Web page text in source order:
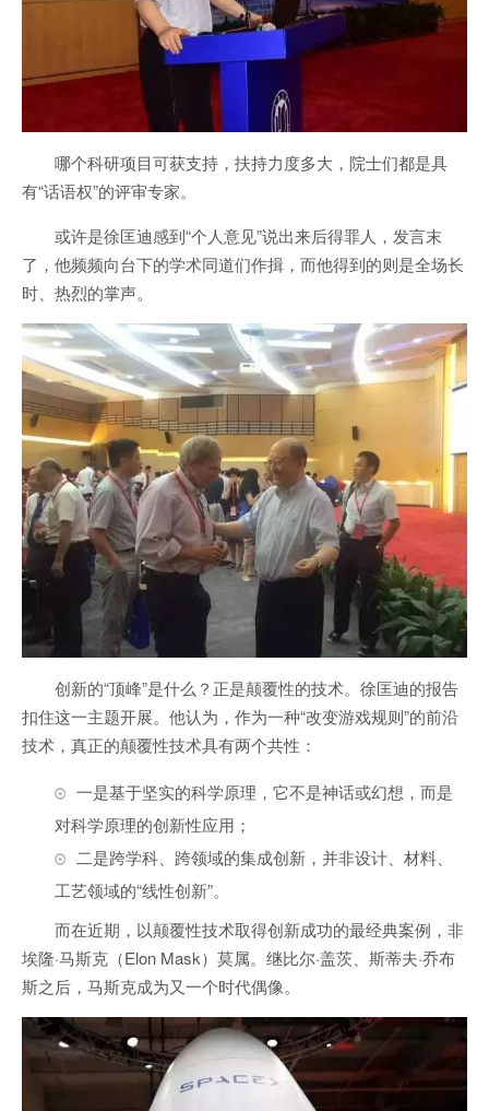
哪个科研项目可获支持，扶持力度多大，院士们都是具
有“话语权”的评审专家。
或许是徐匡迪感到“个人意见”说出来后得罪人，发言末
了，他频频向台下的学术同道们作揖，而他得到的则是全场长
时、热烈的掌声。
创新的“顶峰”是什么？正是颠覆性的技术。徐匡迪的报告
扣住这一主题开展。他认为，作为一种“改变游戏规则”的前沿
技术，真正的颠覆性技术具有两个共性：
一是基于坚实的科学原理，它不是神话或幻想，而是
对科学原理的创新性应用；
二是跨学科、跨领域的集成创新，并非设计、材料、
工艺领域的“线性创新”。
而在近期，以颠覆性技术取得创新成功的最经典案例，非
埃隆·马斯克（Elon Mask）莫属。继比尔·盖茨、斯蒂夫·乔布
斯之后，马斯克成为又一个时代偶像。